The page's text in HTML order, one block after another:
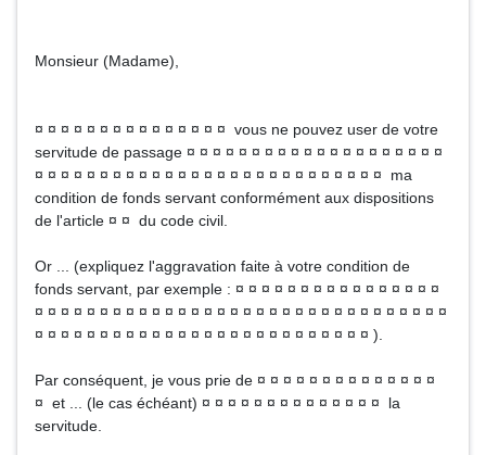
Monsieur (Madame),
¤ ¤ ¤ ¤ ¤ ¤ ¤ ¤ ¤ ¤ ¤ ¤ ¤ ¤ ¤ vous ne pouvez user de votre
servitude de passage ¤ ¤ ¤ ¤ ¤ ¤ ¤ ¤ ¤ ¤ ¤ ¤ ¤ ¤ ¤ ¤ ¤ ¤ ¤ ¤
¤ ¤ ¤ ¤ ¤ ¤ ¤ ¤ ¤ ¤ ¤ ¤ ¤ ¤ ¤ ¤ ¤ ¤ ¤ ¤ ¤ ¤ ¤ ¤ ¤ ¤ ¤ ma
condition de fonds servant conformément aux dispositions
de l'article ¤ ¤ du code civil.
Or ... (expliquez l'aggravation faite à votre condition de
fonds servant, par exemple : ¤ ¤ ¤ ¤ ¤ ¤ ¤ ¤ ¤ ¤ ¤ ¤ ¤ ¤ ¤ ¤
¤ ¤ ¤ ¤ ¤ ¤ ¤ ¤ ¤ ¤ ¤ ¤ ¤ ¤ ¤ ¤ ¤ ¤ ¤ ¤ ¤ ¤ ¤ ¤ ¤ ¤ ¤ ¤ ¤ ¤ ¤ ¤
¤ ¤ ¤ ¤ ¤ ¤ ¤ ¤ ¤ ¤ ¤ ¤ ¤ ¤ ¤ ¤ ¤ ¤ ¤ ¤ ¤ ¤ ¤ ¤ ¤ ¤ ).
Par conséquent, je vous prie de ¤ ¤ ¤ ¤ ¤ ¤ ¤ ¤ ¤ ¤ ¤ ¤ ¤ ¤
¤ et ... (le cas échéant) ¤ ¤ ¤ ¤ ¤ ¤ ¤ ¤ ¤ ¤ ¤ ¤ ¤ ¤ la
servitude.